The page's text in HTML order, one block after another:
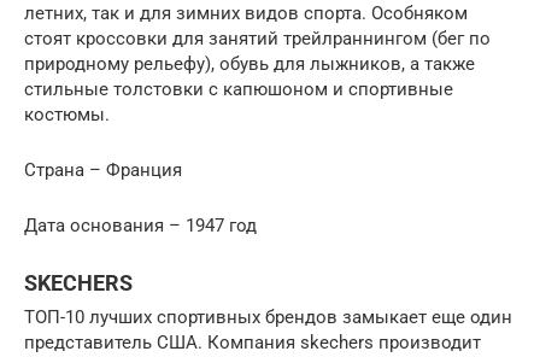
летних, так и для зимних видов спорта. Особняком
стоят кроссовки для занятий трейлраннингом (бег по
природному рельефу), обувь для лыжников, а также
стильные толстовки с капюшоном и спортивные
костюмы.
Страна – Франция
Дата основания – 1947 год
SKECHERS
ТОП-10 лучших спортивных брендов замыкает еще один
представитель США. Компания skechers производит